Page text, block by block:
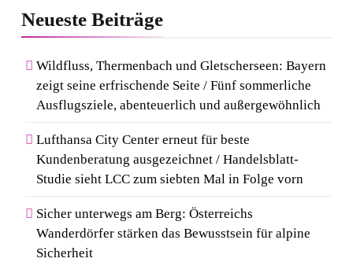
Wenn Kult auf Couture trifft:
Capri-Sun setzt modisches
Fashion Week
6
Rezertifizierung bestätigt
Qualitätsstandard: Gastein
erneut mit Österreichischem
Wandergütesiegel ausgezeichnet
Kosmetik und Düfte online
kaufen: Die beliebtesten Shops
Neueste Beiträge
Wildfluss, Thermenbach und Gletscherseen: Bayern
zeigt seine erfrischende Seite / Fünf sommerliche
Ausflugsziele, abenteuerlich und außergewöhnlich
Lufthansa City Center erneut für beste
Kundenberatung ausgezeichnet / Handelsblatt-
Studie sieht LCC zum siebten Mal in Folge vorn
Sicher unterwegs am Berg: Österreichs
Wanderdörfer stärken das Bewusstsein für alpine
Sicherheit